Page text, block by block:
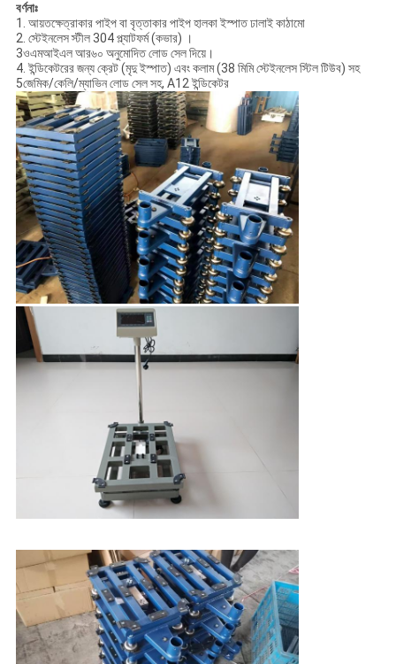
বর্ণনাঃ
1. আয়তক্ষেত্রাকার পাইপ বা বৃত্তাকার পাইপ হালকা ইস্পাত ঢালাই কাঠামো
2. স্টেইনলেস স্টীল 304 প্ল্যাটফর্ম (কভার) ।
3ওএমআইএল আর৬০ অনুমোদিত লোড সেল দিয়ে।
4. ইন্ডিকেটরের জন্য ক্রেট (মৃদু ইস্পাত) এবং কলাম (38 মিমি স্টেইনলেস স্টিল টিউব) সহ
5জেমিক/কেলি/ম্যাভিন লোড সেল সহ, A12 ইন্ডিকেটর